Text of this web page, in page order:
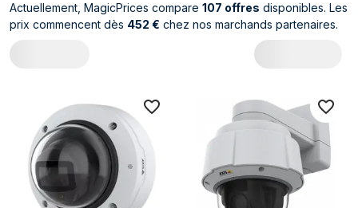
Actuellement, MagicPrices compare 107 offres disponibles. Les
prix commencent dès 452 € chez nos marchands partenaires.
Catalogue Axis Caméras de